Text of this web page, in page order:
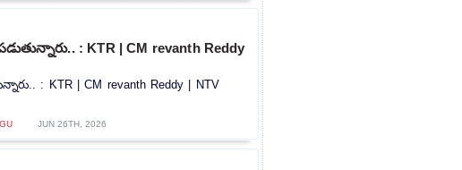
: KTR | CM revanth Reddy
: KTR | CM revanth Reddy | NTV
JUN 26TH, 2026